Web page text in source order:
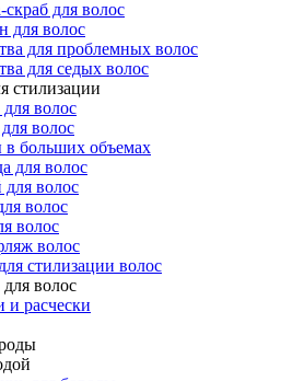
для волос
для волос
для проблемных волос
для седых волос
стилизации
волос
волос
в больших объемах
для волос
волос
волос
волос
волос
стилизации волос
волос
расчески